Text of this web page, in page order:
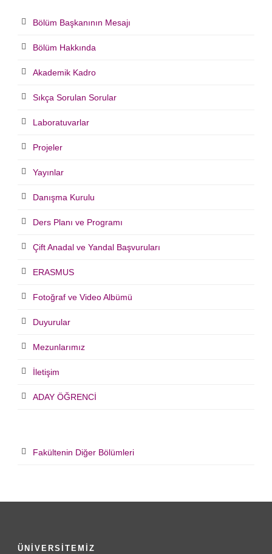
Bölüm Başkanının Mesajı
Bölüm Hakkında
Akademik Kadro
Sıkça Sorulan Sorular
Laboratuvarlar
Projeler
Yayınlar
Danışma Kurulu
Ders Planı ve Programı
Çift Anadal ve Yandal Başvuruları
ERASMUS
Fotoğraf ve Video Albümü
Duyurular
Mezunlarımız
İletişim
ADAY ÖĞRENCİ
Fakültenin Diğer Bölümleri
ÜNİVERSİTEMİZ